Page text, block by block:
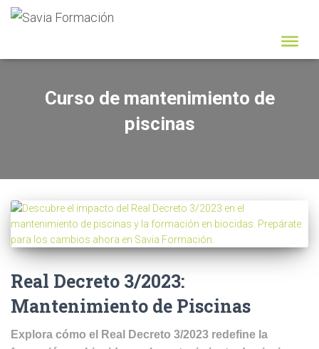
Curso de mantenimiento de
piscinas
Real Decreto 3/2023:
Mantenimiento de Piscinas
Explora cómo el Real Decreto 3/2023 redefine la